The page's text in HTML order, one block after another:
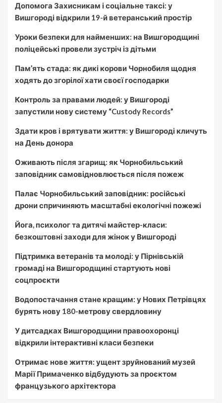
Допомога Захисникам і соціальне таксі: у
Вишгороді відкрили 19-й ветеранський простір
Уроки безпеки для найменших: на Вишгородщині
поліцейські провели зустріч із дітьми
Пам’ять стада: як дикі корови Чорнобиля щодня
ходять до згорілої хати своєї господарки
Контроль за правами людей: у Вишгороді
запустили нову систему “Custody Records”
Здати кров і врятувати життя: у Вишгороді кличуть
на День донора
Оживають після згарищ: як Чорнобильський
заповідник самовідновлюється після пожеж
Палає Чорнобильський заповідник: російські
дрони спричиняють масштабні екологічні пожежі
Йога, психолог та дитячі майстер-класи:
безкоштовні заходи для жінок у Вишгороді
Підтримка ветеранів та молоді: у Пірнівській
громаді на Вишгородщині стартують нові
соцпроєкти
Водопостачання стане кращим: у Нових Петрівцях
бурять нову 180-метрову свердловину
У дитсадках Вишгородщини правоохоронці
відкрили інтерактивні класи безпеки
Отримає нове життя: ущент зруйнований музей
Марії Примаченко відбудують за проєктом
французького архітектора